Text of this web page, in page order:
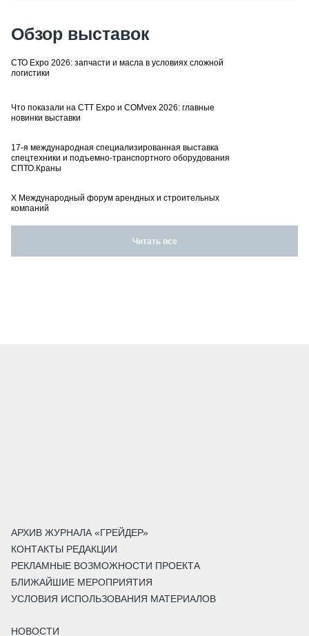
Обзор выставок
СТО Expo 2026: запчасти и масла в условиях сложной
логистики
Что показали на CTT Expo и COMvex 2026: главные
новинки выставки
17-я международная специализированная выставка
спецтехники и подъемно-транспортного оборудования
СПТО.Краны
X Международный форум арендных и строительных
компаний
Читать все
АРХИВ ЖУРНАЛА «ГРЕЙДЕР»
КОНТАКТЫ РЕДАКЦИИ
РЕКЛАМНЫЕ ВОЗМОЖНОСТИ ПРОЕКТА
БЛИЖАЙШИЕ МЕРОПРИЯТИЯ
УСЛОВИЯ ИСПОЛЬЗОВАНИЯ МАТЕРИАЛОВ
НОВОСТИ